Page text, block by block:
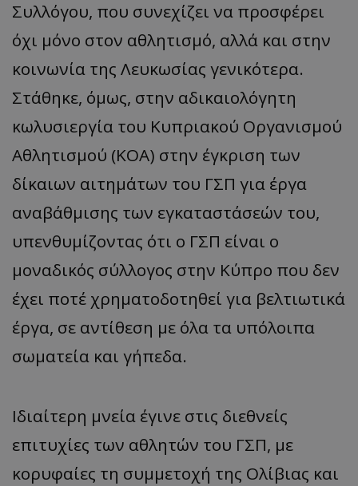
Συλλόγου, που συνεχίζει να προσφέρει
όχι μόνο στον αθλητισμό, αλλά και στην
κοινωνία της Λευκωσίας γενικότερα.
Στάθηκε, όμως, στην αδικαιολόγητη
κωλυσιεργία του Κυπριακού Οργανισμού
Αθλητισμού (ΚΟΑ) στην έγκριση των
δίκαιων αιτημάτων του ΓΣΠ για έργα
αναβάθμισης των εγκαταστάσεών του,
υπενθυμίζοντας ότι ο ΓΣΠ είναι ο
μοναδικός σύλλογος στην Κύπρο που δεν
έχει ποτέ χρηματοδοτηθεί για βελτιωτικά
έργα, σε αντίθεση με όλα τα υπόλοιπα
σωματεία και γήπεδα.
Ιδιαίτερη μνεία έγινε στις διεθνείς
επιτυχίες των αθλητών του ΓΣΠ, με
κορυφαίες τη συμμετοχή της Ολίβιας και